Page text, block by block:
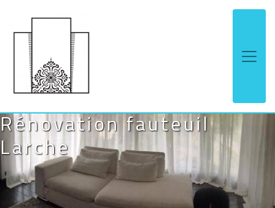
Rénovation fauteuil
Larche